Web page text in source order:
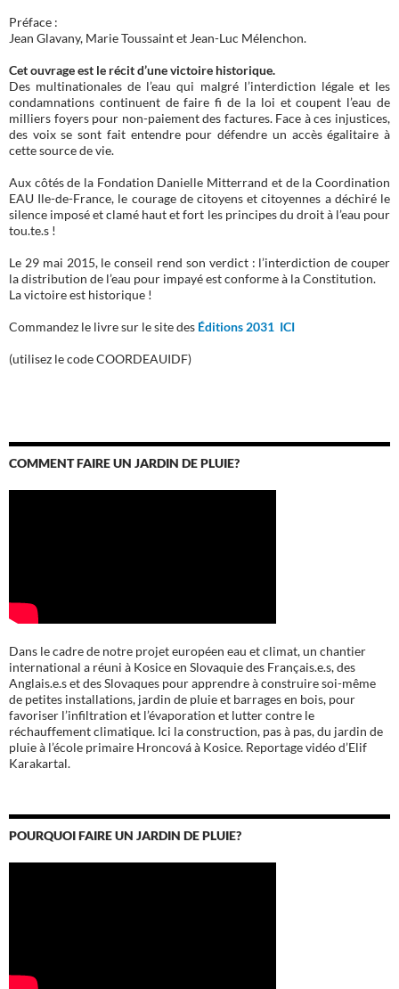
Préface :
Jean Glavany, Marie Toussaint et Jean-Luc Mélenchon.
Cet ouvrage est le récit d’une victoire historique.
Des multinationales de l’eau qui malgré l’interdiction légale et les
condamnations continuent de faire fi de la loi et coupent l’eau de
milliers foyers pour non-paiement des factures. Face à ces injustices,
des voix se sont fait entendre pour défendre un accès égalitaire à
cette source de vie.
Aux côtés de la Fondation Danielle Mitterrand et de la Coordination
EAU Ile-de-France, le courage de citoyens et citoyennes a déchiré le
silence imposé et clamé haut et fort les principes du droit à l’eau pour
tou.te.s !
Le 29 mai 2015, le conseil rend son verdict : l’interdiction de couper
la distribution de l’eau pour impayé est conforme à la Constitution.
La victoire est historique !
Commandez le livre sur le site des Éditions 2031 ICI
(utilisez le code COORDEAUIDF)
COMMENT FAIRE UN JARDIN DE PLUIE?
Dans le cadre de notre projet européen eau et climat, un chantier
international a réuni à Kosice en Slovaquie des Français.e.s, des
Anglais.e.s et des Slovaques pour apprendre à construire soi-même
de petites installations, jardin de pluie et barrages en bois, pour
favoriser l’infiltration et l’évaporation et lutter contre le
réchauffement climatique. Ici la construction, pas à pas, du jardin de
pluie à l’école primaire Hroncová à Kosice. Reportage vidéo d’Elif
Karakartal.
POURQUOI FAIRE UN JARDIN DE PLUIE?